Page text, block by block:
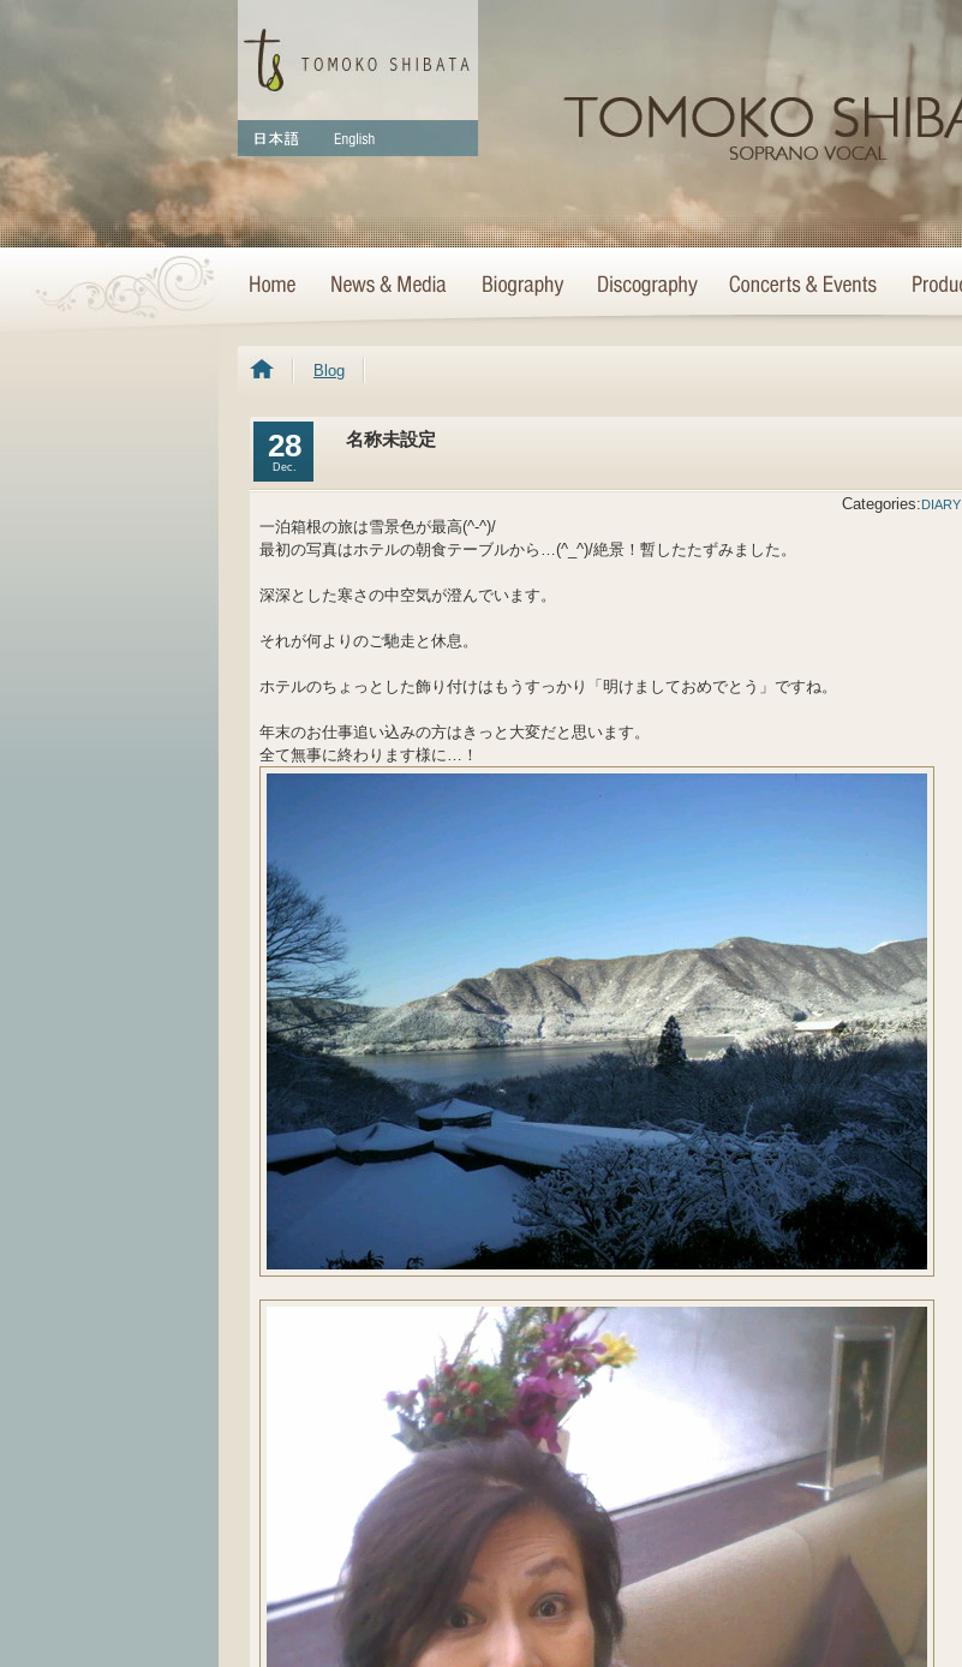
Blog
28
Dec.
名称未設定
Categories:DIARY
一泊箱根の旅は雪景色が最高(^-^)/
最初の写真はホテルの朝食テーブルから…(^_^)/絶景！暫したたずみました。
深深とした寒さの中空気が澄んでいます。
それが何よりのご馳走と休息。
ホテルのちょっとした飾り付けはもうすっかり「明けましておめでとう」ですね。
年末のお仕事追い込みの方はきっと大変だと思います。
全て無事に終わります様に…！